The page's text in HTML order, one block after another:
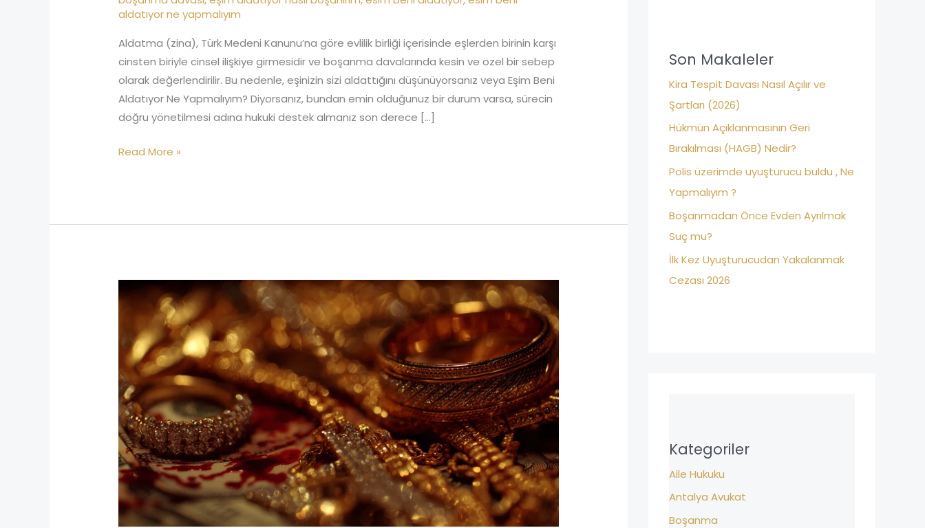
aldatıyor ne yapmalıyım
Aldatma (zina), Türk Medeni Kanunu’na göre evlilik birliği içerisinde eşlerden birinin karşı
cinsten biriyle cinsel ilişkiye girmesidir ve boşanma davalarında kesin ve özel bir sebep
olarak değerlendirilir. Bu nedenle, eşinizin sizi aldattığını düşünüyorsanız veya Eşim Beni
Aldatıyor Ne Yapmalıyım? Diyorsanız, bundan emin olduğunuz bir durum varsa, sürecin
doğru yönetilmesi adına hukuki destek almanız son derece […]
Read More »
Boşanmada
Mehir
Alacağı
Talep
Edilebilir
mi?
f
r
:
Son Makaleler
Kira Tespit Davası Nasıl Açılır ve
Şartları (2026)
Hükmün Açıklanmasının Geri
Bırakılması (HAGB) Nedir?
Polis üzerimde uyuşturucu buldu , Ne
Yapmalıyım ?
Boşanmadan Önce Evden Ayrılmak
Suç mu?
İlk Kez Uyuşturucudan Yakalanmak
Cezası 2026
Kategoriler
Aile Hukuku
Antalya Avukat
Boşanma